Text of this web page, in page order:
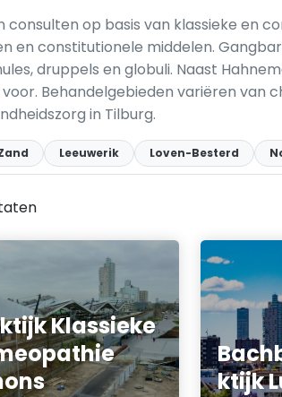
op basis van klassieke en
en constitutionele middelen.
druppels en globuli. Naast
Behandelgebieden variëren van
in Tilburg.
Leeuwerik Loven-Besterd
Klassieke
ktijk